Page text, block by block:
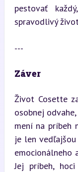
pestovať
spravodlivý
---
Záver
Život Cosette
osobnej
mení na príbeh
je len
emocionálneho
Jej príbeh,